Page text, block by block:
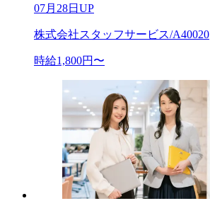
07月28日UP
株式会社スタッフサービス/A40020
時給1,800円〜